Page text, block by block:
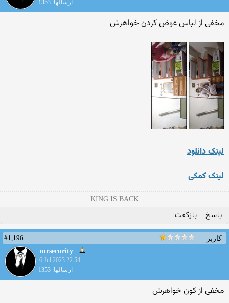
ارسالها: 1353
مخفی از لباس عوض کردن خواهرش
لینک دانلود
لینک کمکی
KING IS BACK
پاسخ بازگفت
کاربر
#1,196
mrsecurity
6 Jul 2023 22:54
ارسالها: 1353
مخفی از کون خواهرش